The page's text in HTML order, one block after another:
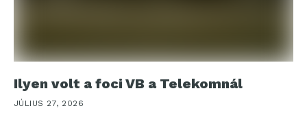
Ilyen volt a foci VB a Telekomnál
JÚLIUS 27, 2026